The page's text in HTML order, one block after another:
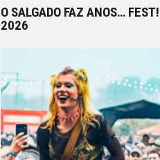
O SALGADO FAZ ANOS… FEST!
2026